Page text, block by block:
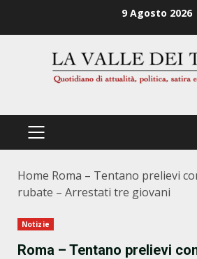
9 Agosto 2026
PRIMÄRES
Home Roma – Tentano prelievi
rubate – Arrestati tre giovani
Notizie
Roma – Tentano prelievi